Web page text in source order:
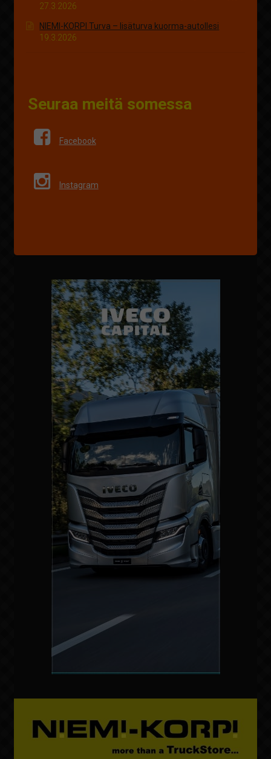
27.3.2026
NIEMI-KORPI Turva – lisäturva kuorma-autollesi
19.3.2026
Seuraa meitä somessa
Facebook
Instagram